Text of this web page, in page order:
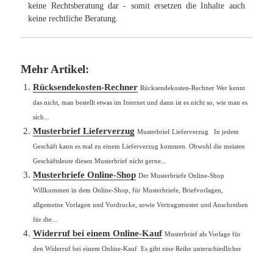
keine Rechtsberatung dar - somit ersetzen die Inhalte auch
keine rechtliche Beratung.
Mehr Artikel:
Rücksendekosten-Rechner Rücksendekosten-Rechner Wer kennt
das nicht, man bestellt etwas im Internet und dann ist es nicht so, wie man es
sich...
Musterbrief Lieferverzug Musterbrief Lieferverzug In jedem
Geschäft kann es mal zu einem Lieferverzug kommen. Obwohl die meisten
Geschäftsleute diesen Musterbrief nicht gerne...
Musterbriefe Online-Shop Der Musterbriefe Online-Shop
Willkommen in dem Online-Shop, für Musterbriefe, Briefvorlagen,
allgemeine Vorlagen und Vordrucke, sowie Vertragsmuster und Anschreiben
für die...
Widerruf bei einem Online-Kauf Musterbrief als Vorlage für
den Widerruf bei einem Online-Kauf Es gibt eine Reihe unterschiedlicher